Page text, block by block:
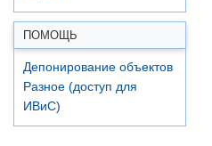
ПОМОЩЬ
Депонирование объектов
Разное (доступ для
ИВиС)